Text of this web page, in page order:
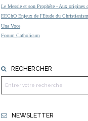
Le Messie et son Prophète - Aux origines
EEChO Enjeux de l'Etude du
Una Voce
Forum Catholicum
RECHERCHER
NEWSLETTER